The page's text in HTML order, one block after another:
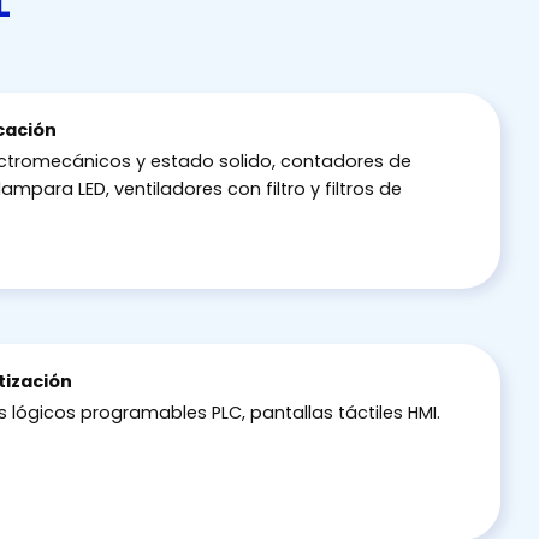
y estado solido, contadores de
LED, ventiladores con filtro y filtros de
lógicos programables PLC, pantallas táctiles HMI.